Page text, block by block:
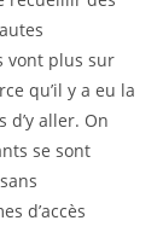
vont plus sur
qu’il y a eu la
aller. On
se sont
d’accès